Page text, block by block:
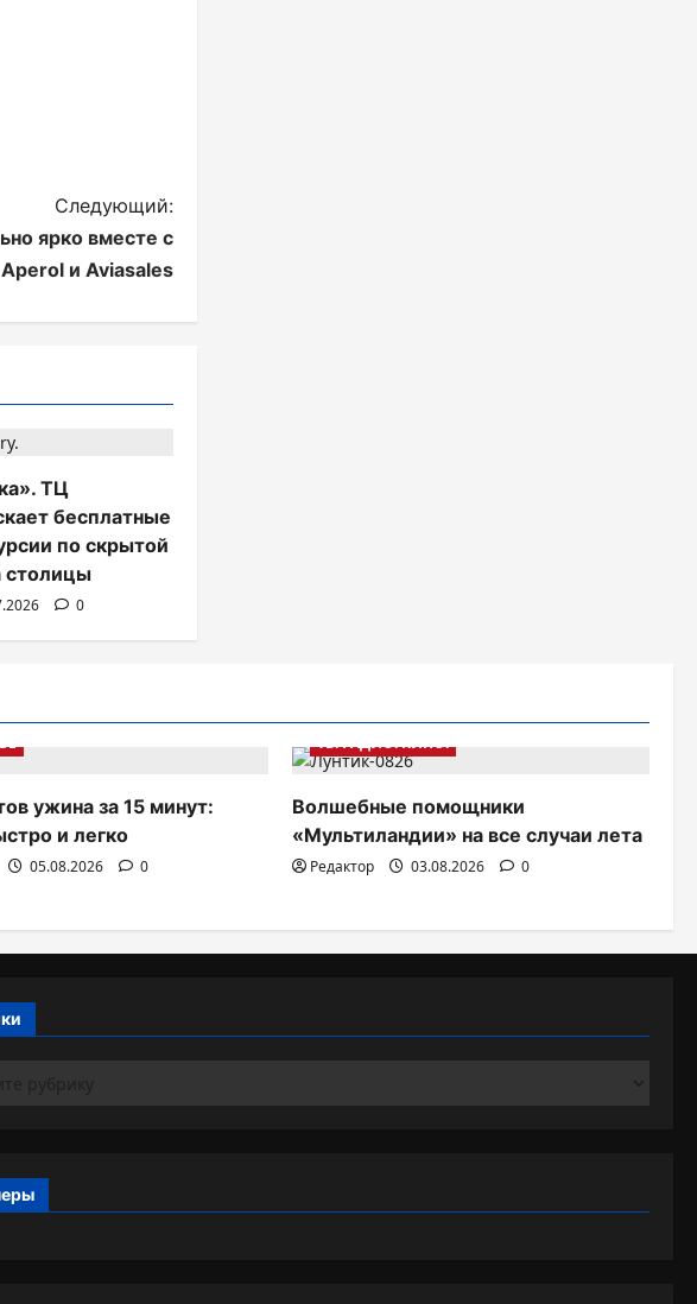
Следующий:
ярко вместе с
Aperol и Aviasales
ТЦ
бесплатные
по скрытой
столицы
0
ужина за 15 минут:
и легко
05.08.2026 0
ТВ. РАДИО. КИНО.
Волшебные помощники
«Мультиландии» на все случаи лета
Редактор 03.08.2026 0